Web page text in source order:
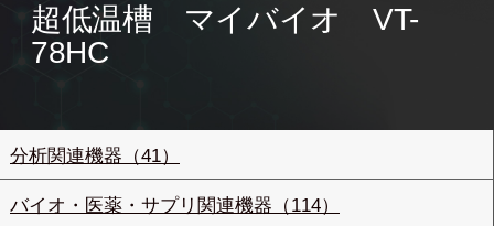
超低温槽 マイバイオ VT-
78HC
分析関連機器（41）
バイオ・医薬・サプリ関連機器（114）